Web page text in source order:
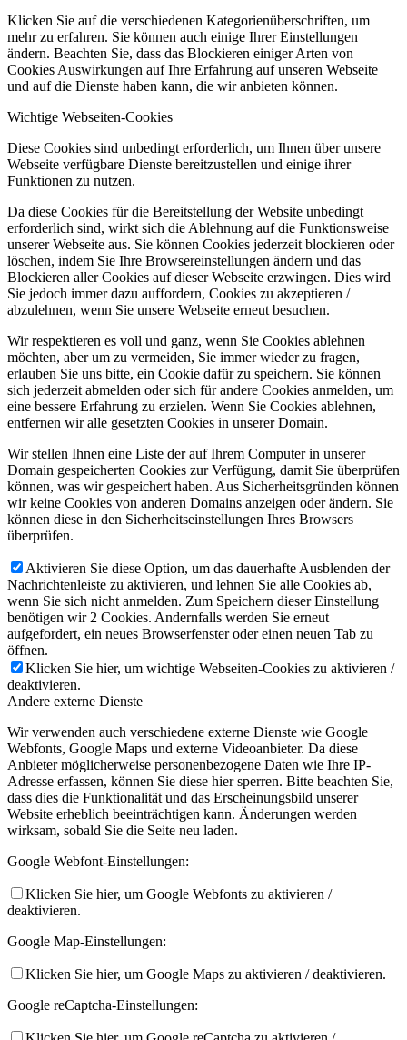
Klicken Sie auf die verschiedenen Kategorienüberschriften, um
mehr zu erfahren. Sie können auch einige Ihrer Einstellungen
ändern. Beachten Sie, dass das Blockieren einiger Arten von
Cookies Auswirkungen auf Ihre Erfahrung auf unseren Webseite
und auf die Dienste haben kann, die wir anbieten können.
Wichtige Webseiten-Cookies
Diese Cookies sind unbedingt erforderlich, um Ihnen über unsere
Webseite verfügbare Dienste bereitzustellen und einige ihrer
Funktionen zu nutzen.
Da diese Cookies für die Bereitstellung der Website unbedingt
erforderlich sind, wirkt sich die Ablehnung auf die Funktionsweise
unserer Webseite aus. Sie können Cookies jederzeit blockieren oder
löschen, indem Sie Ihre Browsereinstellungen ändern und das
Blockieren aller Cookies auf dieser Webseite erzwingen. Dies wird
Sie jedoch immer dazu auffordern, Cookies zu akzeptieren /
abzulehnen, wenn Sie unsere Webseite erneut besuchen.
Wir respektieren es voll und ganz, wenn Sie Cookies ablehnen
möchten, aber um zu vermeiden, Sie immer wieder zu fragen,
erlauben Sie uns bitte, ein Cookie dafür zu speichern. Sie können
sich jederzeit abmelden oder sich für andere Cookies anmelden, um
eine bessere Erfahrung zu erzielen. Wenn Sie Cookies ablehnen,
entfernen wir alle gesetzten Cookies in unserer Domain.
Wir stellen Ihnen eine Liste der auf Ihrem Computer in unserer
Domain gespeicherten Cookies zur Verfügung, damit Sie überprüfen
können, was wir gespeichert haben. Aus Sicherheitsgründen können
wir keine Cookies von anderen Domains anzeigen oder ändern. Sie
können diese in den Sicherheitseinstellungen Ihres Browsers
überprüfen.
Aktivieren Sie diese Option, um das dauerhafte Ausblenden der
Nachrichtenleiste zu aktivieren, und lehnen Sie alle Cookies ab,
wenn Sie sich nicht anmelden. Zum Speichern dieser Einstellung
benötigen wir 2 Cookies. Andernfalls werden Sie erneut
aufgefordert, ein neues Browserfenster oder einen neuen Tab zu
öffnen.
Klicken Sie hier, um wichtige Webseiten-Cookies zu aktivieren /
deaktivieren.
Andere externe Dienste
Wir verwenden auch verschiedene externe Dienste wie Google
Webfonts, Google Maps und externe Videoanbieter. Da diese
Anbieter möglicherweise personenbezogene Daten wie Ihre IP-
Adresse erfassen, können Sie diese hier sperren. Bitte beachten Sie,
dass dies die Funktionalität und das Erscheinungsbild unserer
Website erheblich beeinträchtigen kann. Änderungen werden
wirksam, sobald Sie die Seite neu laden.
Google Webfont-Einstellungen:
Klicken Sie hier, um Google Webfonts zu aktivieren /
deaktivieren.
Google Map-Einstellungen:
Klicken Sie hier, um Google Maps zu aktivieren / deaktivieren.
Google reCaptcha-Einstellungen: